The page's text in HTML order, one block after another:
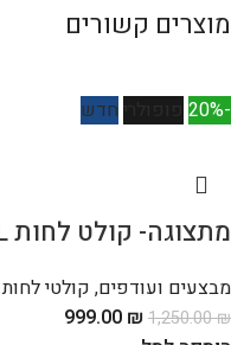
מוצרים קשורים
-20% חדש
מתצוגה- קולט לחות Smart Air 12L לבן
מבצעים ועודפים, קולטי לחות
1,250.00₪
999.00 ₪